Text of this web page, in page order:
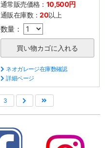
通常販売価格： 10,500円
通販在庫数：20以上
数量：
ネオガレージ在庫数確認
詳細ページ
3